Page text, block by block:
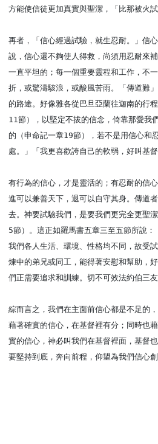
方能使信徒更加真實與聖潔，「比那被火
再者，「信心經過試驗，就生忍耐。」信
說，信心還不夠使人得救，尚須用忍耐來
一直平坦的；每一個重要靈程和工作，不
折，或驚濤駭浪，或酸風苦雨。「傳道難
的路途。好像雅各從巴旦亞蘭往迦南的行
11節），以堅定不拔的信念，倚靠那愛我
的（申命記一章19節），若不是用信心和
處。」「我更喜歡誇自己的軟弱，好叫基
有行為的信心，才是靈活的；有忍耐的信
進可以兼善天下，退可以自守其身。傳道
去。神要試驗我們，是要我們更完全更聖
5節）。這正如羅馬書五章三至五節所說
我們各人生活、環境、性格均不同，故受
煉中的弟兄或同工，能得著安慰和幫助，
們正需要追求和訓練。切不可效法約伯三
綜而言之，我們在主面前信心都是不足的
藉著確實的信心，在基督裡有分；同時也
實的信心，神必叫我們在基督裡面，基督
要堅持到底，奔向前程，仰望為我們信心創